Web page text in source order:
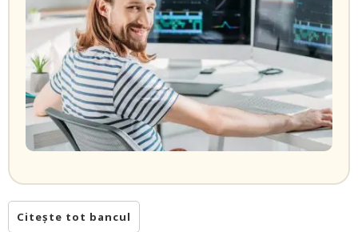
Citește tot bancul